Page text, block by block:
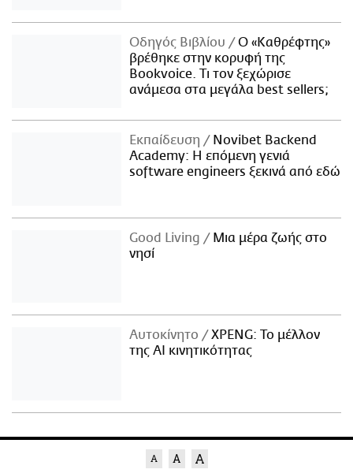
Οδηγός Βιβλίου
Ο «Καθρέφτης»
βρέθηκε στην κορυφή της
Bookvoice. Τι τον ξεχώρισε
ανάμεσα στα μεγάλα best sellers;
Εκπαίδευση
Novibet Backend
Academy: Η επόμενη γενιά
software engineers ξεκινά από εδώ
Good Living
Μια μέρα ζωής στο
νησί
Αυτοκίνητο
XPENG: Το μέλλον
της AI κινητικότητας